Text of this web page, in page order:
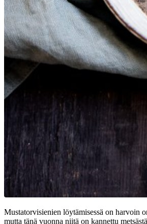
Mustatorvisienien löytämisessä on harvoin
mutta tänä vuonna niitä on kannettu